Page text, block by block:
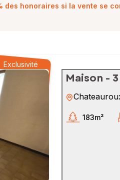
des honoraires si la vente se
Exclusivité
Maison -
183m²